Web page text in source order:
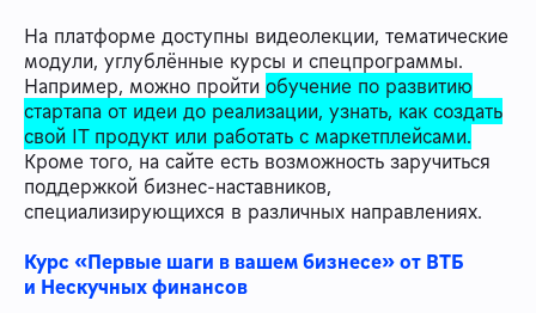
На платформе доступны видеолекции, тематические
модули, углублённые курсы и спецпрограммы.
Например, можно пройти обучение по развитию
стартапа от идеи до реализации, узнать, как создать
свой IT продукт или работать с маркетплейсами.
Кроме того, на сайте есть возможность заручиться
поддержкой бизнес-наставников,
специализирующихся в различных направлениях.
Курс «Первые шаги в вашем бизнесе» от ВТБ
и Нескучных финансов